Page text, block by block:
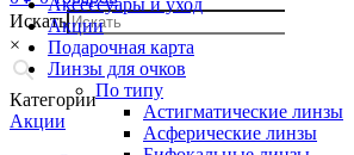
Искать
×
Категории
Акции
Аксессуары и уход
Акции
Подарочная карта
Линзы для очков
По типу
Астигматические линзы
Асферические линзы